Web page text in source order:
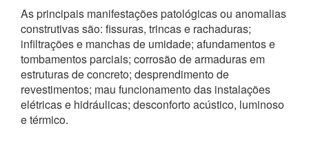
As principais manifestações patológicas ou anomalias
construtivas são: fissuras, trincas e rachaduras;
infiltrações e manchas de umidade; afundamentos e
tombamentos parciais; corrosão de armaduras em
estruturas de concreto; desprendimento de
revestimentos; mau funcionamento das instalações
elétricas e hidráulicas; desconforto acústico, luminoso
e térmico.